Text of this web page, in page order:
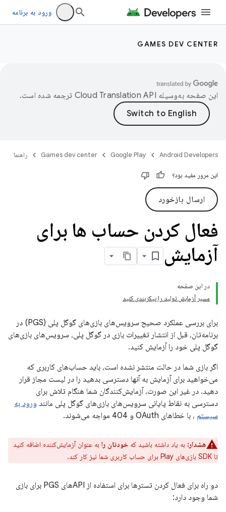
ورود به برنامه
GAMES DEV CENTER
این صفحه به‌وسیله ترجمه شده است.
Android Developers
Google Play
Games dev center راهنما
این مرور مفید بود؟
ارسال بازخورد
فعال کردن حساب ها برای
آزمایش
در این صفحه
مسیر آزمایش تولید را پیکربندی کنید
برای بررسی عملکرد صحیح سرویس‌های بازی‌های گوگل پلی (PGS) در
برنامه‌تان، قبل از انتشار تغییرات بازی در گوگل پلی، سرویس‌های بازی‌های
گوگل پلی خود را آزمایش کنید.
اگر بازی شما در حالت منتشر نشده است، باید حساب‌های کاربری که
می‌خواهید برای آزمایش به آنها دسترسی بدهید را در لیست مجاز قرار
دهید. در غیر این صورت، آزمایش‌کنندگان شما هنگام تلاش برای
دسترسی به نقاط پایانی سرویس‌های بازی‌های گوگل پلی مانند ورود به
سیستم ، با خطاهای OAuth و 404 مواجه می‌شوند.
هشدار: به یاد داشته باشید که خودتان را به عنوان آزمایش‌کننده اضافه کنید
تا SDK بازی‌های Play برای حساب کاربری شما نیز کار کند.
دو راه برای فعال کردن تسترها برای استفاده از APIهای PGS برای بازی
شما وجود دارد: